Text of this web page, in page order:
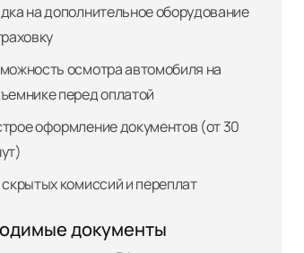
на дополнительное оборудование
осмотра автомобиля на
перед оплатой
оформление документов (от 30
скрытых комиссий и переплат
документы